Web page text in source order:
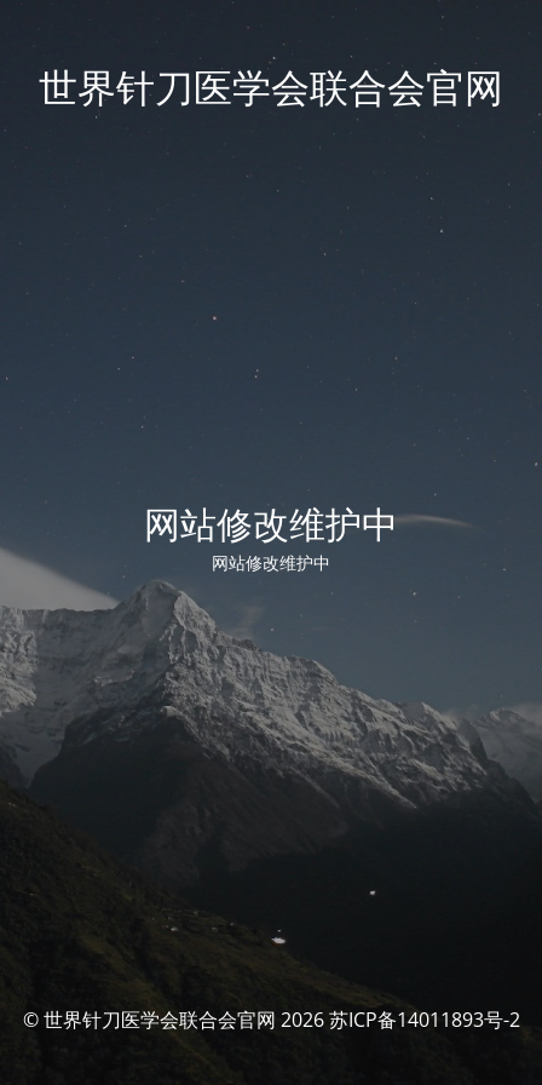
世界针刀医学会联合会官网
网站修改维护中
网站修改维护中
© 世界针刀医学会联合会官网 2026 苏ICP备14011893号-2